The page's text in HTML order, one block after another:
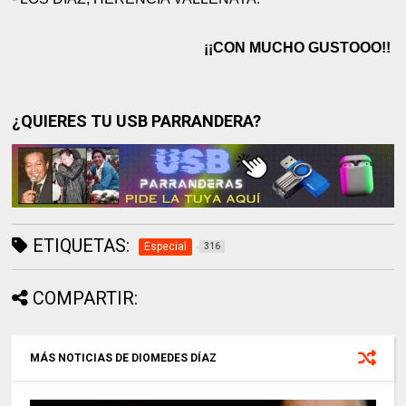
¡¡CON MUCHO GUSTOOO!!
¿QUIERES TU USB PARRANDERA?
ETIQUETAS: Especial 316
COMPARTIR:
MÁS NOTICIAS DE DIOMEDES DÍAZ